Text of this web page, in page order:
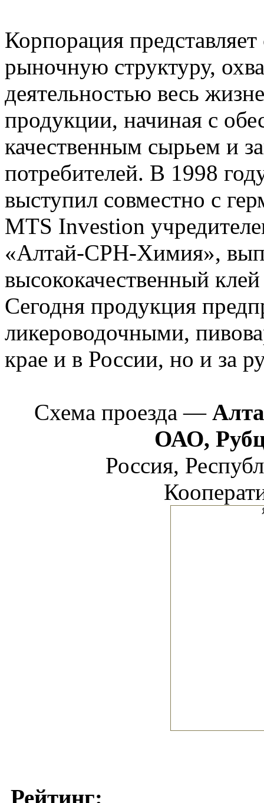
Корпорация
рыночную структуру,
деятельностью весь
продукции, начиная с
качественным сырьем и
потребителей. В 1998
выступил совместно с
MTS Investion
«Алтай-СРН-Химия»,
высококачественный
Сегодня продукция
ликероводочными,
крае и в России, но и за
Схема проезда —
ОАО,
Россия,
Рейтинг: